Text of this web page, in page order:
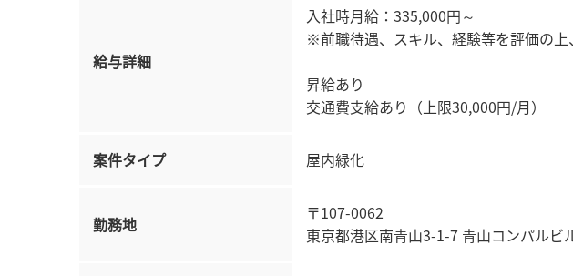
給与詳細
入社時月給：335,000円～
※前職待遇、スキル、経験等を評価の上
昇給あり
交通費支給あり（上限30,000円/月）
案件タイプ 屋内緑化
勤務地
〒107-0062
東京都港区南青山3-1-7 青山コンパルビ